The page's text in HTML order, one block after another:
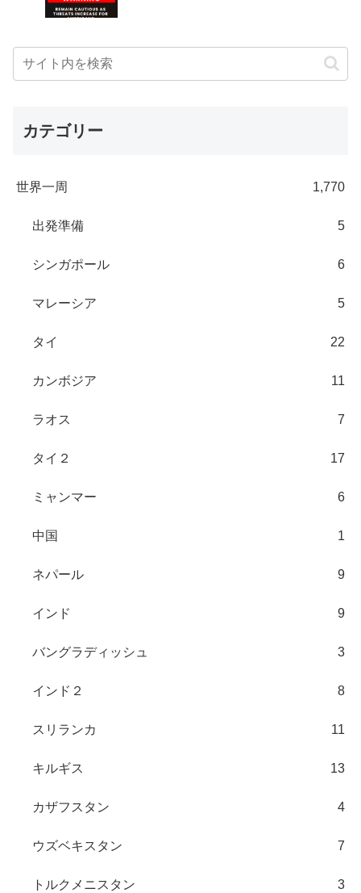
カテゴリー
世界一周 1,770
出発準備 5
シンガポール 6
マレーシア 5
タイ 22
カンボジア 11
ラオス 7
タイ２ 17
ミャンマー 6
中国 1
ネパール 9
インド 9
バングラディッシュ 3
インド２ 8
スリランカ 11
キルギス 13
カザフスタン 4
ウズベキスタン 7
トルクメニスタン 3